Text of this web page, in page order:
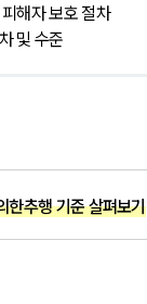
해자 보호 절차
및 수준
한추행 기준 살펴보기